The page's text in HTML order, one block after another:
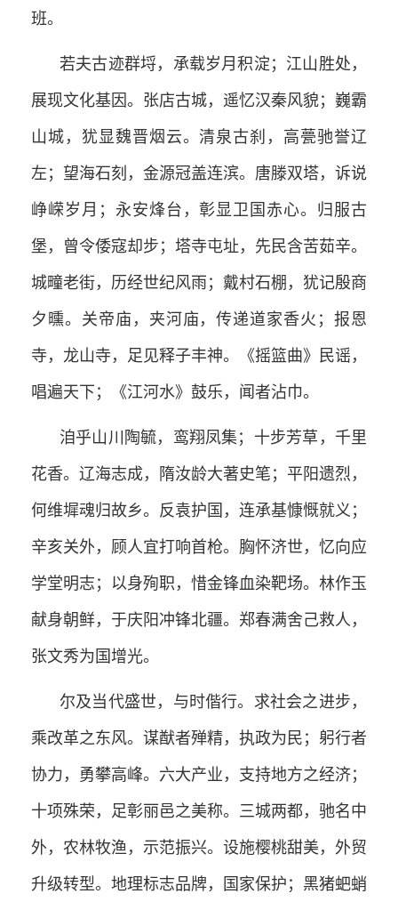
班。
若夫古迹群埒，承载岁月积淀；江山胜处，
展现文化基因。张店古城，遥忆汉秦风貌；巍霸
山城，犹显魏晋烟云。清泉古刹，高甍驰誉辽
左；望海石刻，金源冠盖连滨。唐滕双塔，诉说
峥嵘岁月；永安烽台，彰显卫国赤心。归服古
堡，曾令倭寇却步；塔寺屯址，先民含苦茹辛。
城疃老街，历经世纪风雨；戴村石棚，犹记殷商
夕曛。关帝庙，夹河庙，传递道家香火；报恩
寺，龙山寺，足见释子丰神。《摇篮曲》民谣，
唱遍天下；《江河水》鼓乐，闻者沾巾。
洎乎山川陶毓，鸾翔凤集；十步芳草，千里
花香。辽海志成，隋汝龄大著史笔；平阳遗烈，
何维墀魂归故乡。反袁护国，连承基慷慨就义；
辛亥关外，顾人宜打响首枪。胸怀济世，忆向应
学堂明志；以身殉职，惜金锋血染靶场。林作玉
献身朝鲜，于庆阳冲锋北疆。郑春满舍己救人，
张文秀为国增光。
尔及当代盛世，与时偕行。求社会之进步，
乘改革之东风。谋猷者殚精，执政为民；躬行者
协力，勇攀高峰。六大产业，支持地方之经济；
十项殊荣，足彰丽邑之美称。三城两都，驰名中
外，农林牧渔，示范振兴。设施樱桃甜美，外贸
升级转型。地理标志品牌，国家保护；黑猪蚆蛸